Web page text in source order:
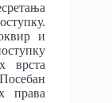
и
врста
права